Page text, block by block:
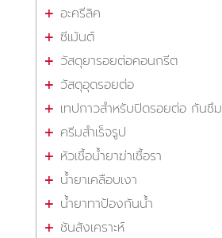
อะครีลิค
ซีเม้นต์
วัสดุยารอยต่อคอนกรีต
วัสดุอุดรอยต่อ
เทปกาวสำหรับปิดรอยต่อ กันซึม
ครีมสำเร็จรูป
หัวเชื้อน้ำยาฆ่าเชื้อรา
น้ำยาเคลือบเงา
น้ำยาทาป้องกันน้ำ
ชันสังเคราะห์